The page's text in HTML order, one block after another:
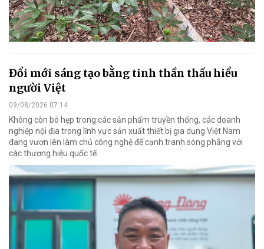
Đổi mới sáng tạo bằng tinh thần thấu hiểu
người Việt
09/08/2026 07:14
Không còn bó hẹp trong các sản phẩm truyền thống, các doanh
nghiệp nội địa trong lĩnh vực sản xuất thiết bị gia dụng Việt Nam
đang vươn lên làm chủ công nghệ để cạnh tranh sòng phẳng với
các thương hiệu quốc tế.